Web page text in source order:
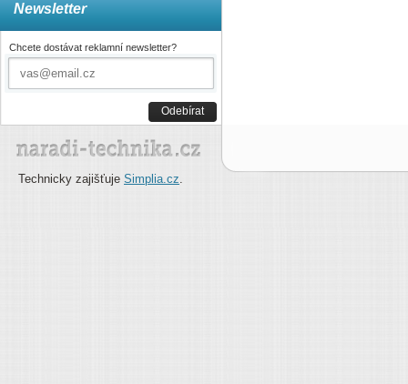
Newsletter
Chcete dostávat reklamní newsletter?
Odebírat
Technicky zajišťuje Simplia.cz.